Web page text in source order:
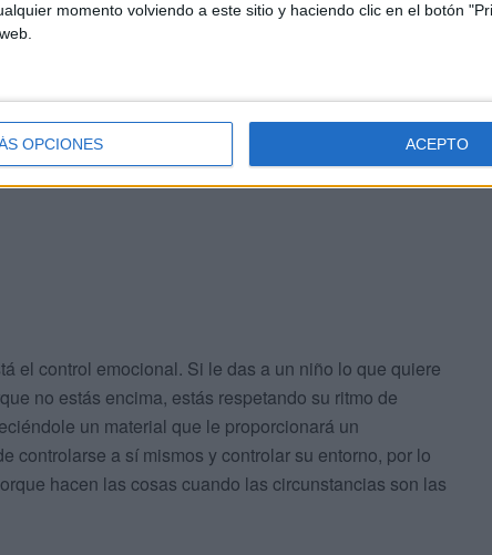
momento volviendo a este sitio y haciendo clic en el botón
OPCIONES ACEPTO
Los niños hacen las cosas por motivación
para ellos los materiales en sí son atractivos.
ellos. A nadie le gusta aburrirse, cuando una
no intervenimos en ello. Al final llegan a
el control emocional. Si le das a un niño lo que quiere
no estás encima, estás respetando su ritmo de
un material que le proporcionará un
controlarse a sí mismos y controlar su entorno, por lo
hacen las cosas cuando las circunstancias son las